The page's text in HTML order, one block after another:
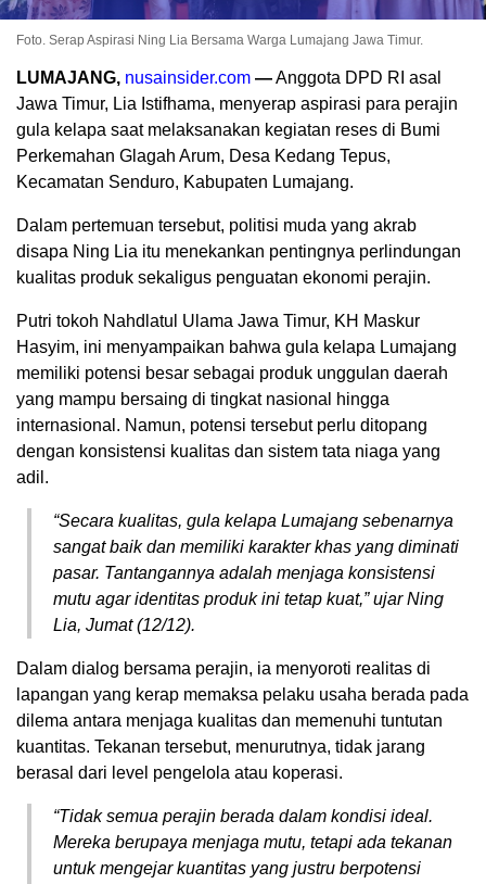
Foto. Serap Aspirasi Ning Lia Bersama Warga Lumajang Jawa Timur.
LUMAJANG, nusainsider.com —Anggota DPD RI asal
Jawa Timur, Lia Istifhama, menyerap aspirasi para perajin
gula kelapa saat melaksanakan kegiatan reses di Bumi
Perkemahan Glagah Arum, Desa Kedang Tepus,
Kecamatan Senduro, Kabupaten Lumajang.
Dalam pertemuan tersebut, politisi muda yang akrab
disapa Ning Lia itu menekankan pentingnya perlindungan
kualitas produk sekaligus penguatan ekonomi perajin.
Putri tokoh Nahdlatul Ulama Jawa Timur, KH Maskur
Hasyim, ini menyampaikan bahwa gula kelapa Lumajang
memiliki potensi besar sebagai produk unggulan daerah
yang mampu bersaing di tingkat nasional hingga
internasional. Namun, potensi tersebut perlu ditopang
dengan konsistensi kualitas dan sistem tata niaga yang
adil.
“Secara kualitas, gula kelapa Lumajang sebenarnya
sangat baik dan memiliki karakter khas yang diminati
pasar. Tantangannya adalah menjaga konsistensi
mutu agar identitas produk ini tetap kuat,” ujar Ning
Lia, Jumat (12/12).
Dalam dialog bersama perajin, ia menyoroti realitas di
lapangan yang kerap memaksa pelaku usaha berada pada
dilema antara menjaga kualitas dan memenuhi tuntutan
kuantitas. Tekanan tersebut, menurutnya, tidak jarang
berasal dari level pengelola atau koperasi.
“Tidak semua perajin berada dalam kondisi ideal.
Mereka berupaya menjaga mutu, tetapi ada tekanan
untuk mengejar kuantitas yang justru berpotensi